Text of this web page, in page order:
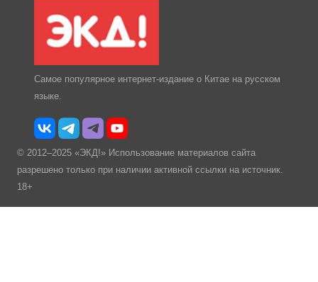
Самое популярное интернет-издание о Китае на русском
языке.
© 2012–2025 «ЭКД!» Использование материалов сайта
разрешено только при наличии активной ссылки на источник.
18+